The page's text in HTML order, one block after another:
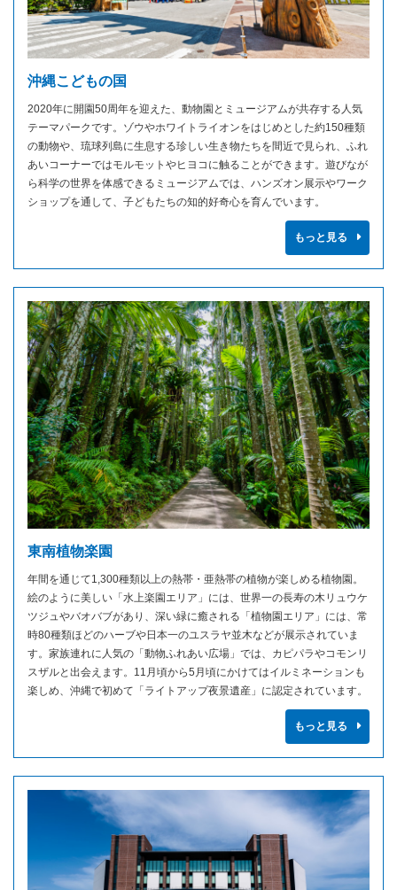
沖縄こどもの国
2020年に開園50周年を迎えた、動物園とミュージアムが共存する人気
テーマパークです。ゾウやホワイトライオンをはじめとした約150種類
の動物や、琉球列島に生息する珍しい生き物たちを間近で見られ、ふれ
あいコーナーではモルモットやヒヨコに触ることができます。遊びなが
ら科学の世界を体感できるミュージアムでは、ハンズオン展示やワーク
ショップを通して、子どもたちの知的好奇心を育んでいます。
もっと見る
東南植物楽園
年間を通じて1,300種類以上の熱帯・亜熱帯の植物が楽しめる植物園。
絵のように美しい「水上楽園エリア」には、世界一の長寿の木リュウケ
ツジュやバオバブがあり、深い緑に癒される「植物園エリア」には、常
時80種類ほどのハーブや日本一のユスラヤ並木などが展示されていま
す。家族連れに人気の「動物ふれあい広場」では、カピパラやコモンリ
スザルと出会えます。11月頃から5月頃にかけてはイルミネーションも
楽しめ、沖縄で初めて「ライトアップ夜景遺産」に認定されています。
もっと見る